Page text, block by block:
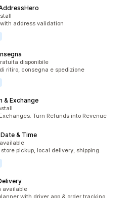
address validation
disponibile
ritiro, consegna e spedizione
& Exchange
Turn Refunds into Revenue
& Time
pickup, local delivery, shipping.
available
with driver app & order tracking